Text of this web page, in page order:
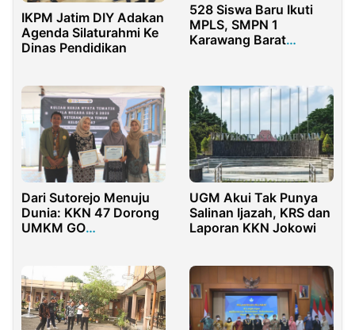
IKPM Jatim DIY Adakan
Agenda Silaturahmi Ke
Dinas Pendidikan
528 Siswa Baru Ikuti
MPLS, SMPN 1
Karawang Barat
Dari Sutorejo Menuju
Dunia: KKN 47 Dorong
UMKM GO
UGM Akui Tak Punya
Salinan Ijazah, KRS dan
Laporan KKN Jokowi